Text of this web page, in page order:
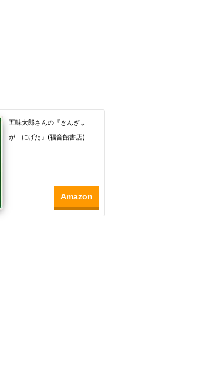
五味太郎さんの『きんぎょ
が にげた』(福音館書店)
Amazon